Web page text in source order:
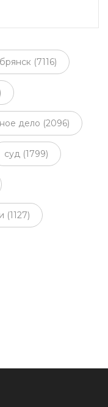
брянск (7116)
дело (2096)
суд (1799)
(1127)